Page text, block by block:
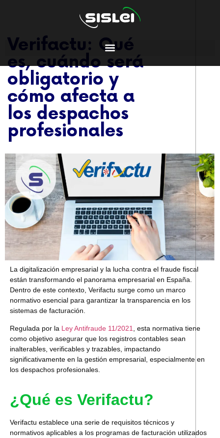
Verifactu: Qué
es, cuándo será
obligatorio y
cómo afecta a
los despachos
profesionales
La digitalización empresarial y la lucha contra el fraude fiscal
están transformando el panorama empresarial en España.
Dentro de este contexto, Verifactu surge como un marco
normativo esencial para garantizar la transparencia en los
sistemas de facturación.
Regulada por la Ley Antifraude 11/2021
, esta normativa tiene
como objetivo asegurar que los registros contables sean
inalterables, verificables y trazables, impactando
significativamente en la gestión empresarial, especialmente en
los despachos profesionales.
¿Qué es Verifactu?
Verifactu establece una serie de requisitos técnicos y
normativos aplicables a los programas de facturación utilizados